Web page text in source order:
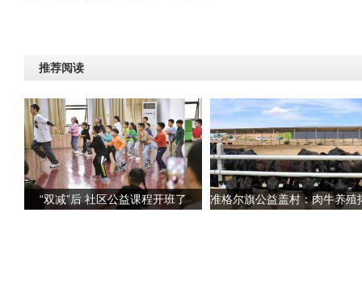
推荐阅读
“双减”后 社区公益课程开班了